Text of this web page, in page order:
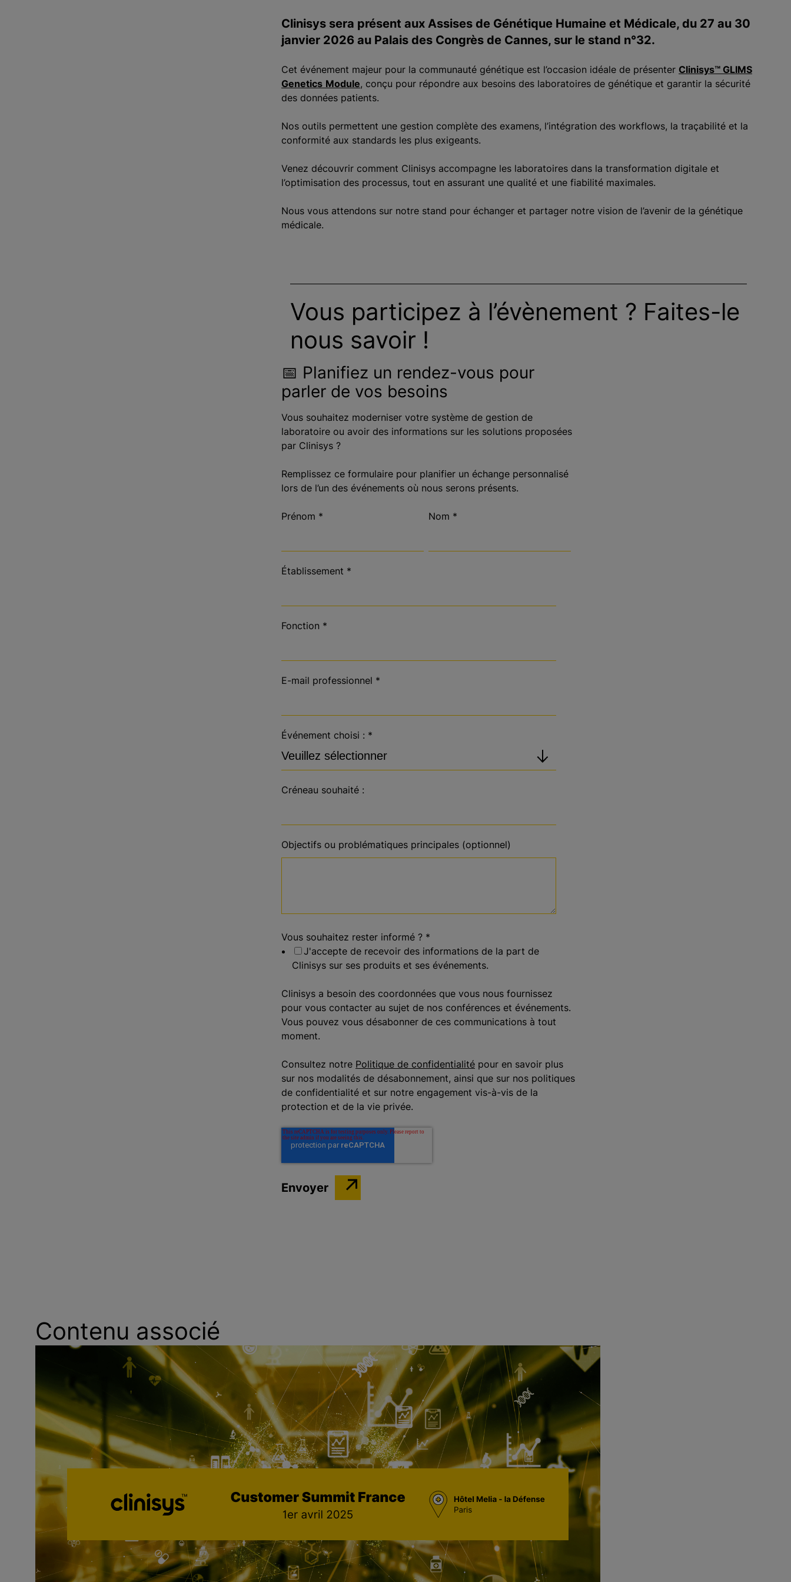
Clinisys sera présent aux Assises de Génétique Humaine et Médicale, du 27 au 30
janvier 2026 au Palais des Congrès de Cannes, sur le stand n°32.
Cet événement majeur pour la communauté génétique est l’occasion idéale de présenter Clinisys™ GLIMS
Genetics Module, conçu pour répondre aux besoins des laboratoires de génétique et garantir la sécurité
des données patients.
Nos outils permettent une gestion complète des examens, l’intégration des workflows, la traçabilité et la
conformité aux standards les plus exigeants.
Venez découvrir comment Clinisys accompagne les laboratoires dans la transformation digitale et
l’optimisation des processus, tout en assurant une qualité et une fiabilité maximales.
Nous vous attendons sur notre stand pour échanger et partager notre vision de l’avenir de la génétique
médicale.
Vous participez à l’évènement ? Faites-le
nous savoir !
📅 Planifiez un rendez-vous pour
parler de vos besoins
Vous souhaitez moderniser votre système de gestion de
laboratoire ou avoir des informations sur les solutions proposées
par Clinisys ?
Remplissez ce formulaire pour planifier un échange personnalisé
lors de l’un des événements où nous serons présents.
Prénom * Nom *
Établissement *
Fonction *
E-mail professionnel *
Événement choisi : *
Créneau souhaité :
Objectifs ou problématiques principales (optionnel)
Vous souhaitez rester informé ? *
J'accepte de recevoir des informations de la part de
Clinisys sur ses produits et ses événements.
Clinisys a besoin des coordonnées que vous nous fournissez
pour vous contacter au sujet de nos conférences et événements.
Vous pouvez vous désabonner de ces communications à tout
moment.
Consultez notre Politique de confidentialité pour en savoir plus
sur nos modalités de désabonnement, ainsi que sur nos politiques
de confidentialité et sur notre engagement vis-à-vis de la
protection et de la vie privée.
Contenu associé